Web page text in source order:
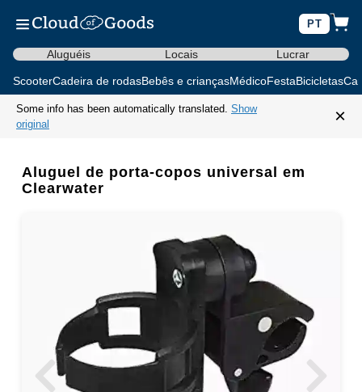
PT
Aluguéis Locais Lucrar
ScooterCadeira de rodasBebês e criançasMédicoFestaBicicletas
Some info has been automatically translated. Show
original
×
Aluguel de porta-copos universal em
Clearwater